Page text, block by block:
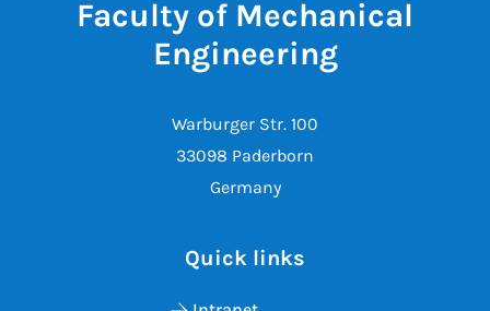
Faculty of Mechanical
Engineering
Warburger Str. 100
33098 Paderborn
Germany
Quick links